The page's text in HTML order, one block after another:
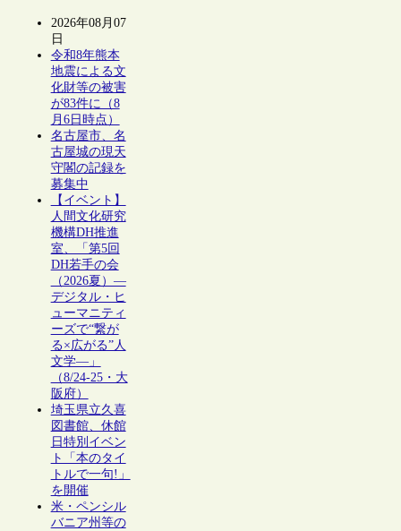
2026年08月07
日
令和8年熊本
地震による文
化財等の被害
が83件に（8
月6日時点）
名古屋市、名
古屋城の現天
守閣の記録を
募集中
【イベント】
人間文化研究
機構DH推進
室、「第5回
DH若手の会
（2026夏）―
デジタル・ヒ
ューマニティ
ーズで“繋が
る×広がる”人
文学―」
（8/24-25・大
阪府）
埼玉県立久喜
図書館、休館
日特別イベン
ト「本のタイ
トルで一句!」
を開催
米・ペンシル
バニア州等の